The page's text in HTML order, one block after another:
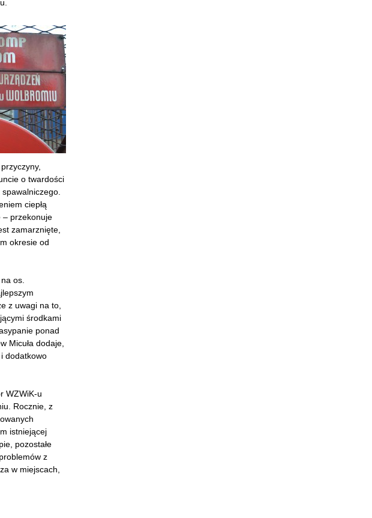
o twardości
ciepłą
– przekonuje
zamarznięte,
okresie od
os.
z uwagi na to,
środkami
ponad
Micuła dodaje,
dodatkowo
WZWiK-u
Rocznie, z
istniejącej
pozostałe
z
w miejscach,